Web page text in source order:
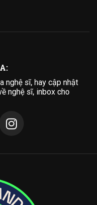
nghệ sĩ, hay cập nhật
nghệ sĩ, inbox cho